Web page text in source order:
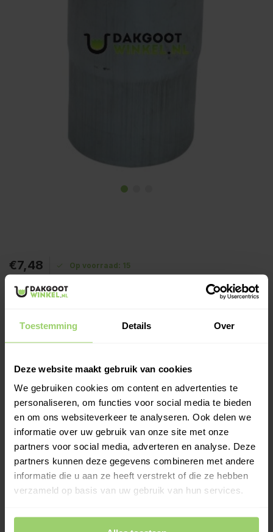
Toestemming Details Over
Deze website maakt gebruik van cookies
We gebruiken cookies om content en advertenties te
personaliseren, om functies voor social media te bieden
en om ons websiteverkeer te analyseren. Ook delen we
informatie over uw gebruik van onze site met onze
partners voor social media, adverteren en analyse. Deze
partners kunnen deze gegevens combineren met andere
informatie die u aan ze heeft verstrekt of die ze hebben
verzameld op basis van uw gebruik van hun services.
€7,48 Op voorraad: 15
augustus verwerkt of kies zelf een andere
bezorgdatum.
Een verbindingstuk is aan de onderzijde passend in 60mm en
aan de bovenzijde overschuifbaar over een 60mm buis.
Meer informatie >
Kies zelf je leverdatum bij het afrekenen!
Ook op zaterdag bezorgd!
Gratis verzenden vanaf €200,- excl. btw
Betaal achteraf, geen aanbetaling!